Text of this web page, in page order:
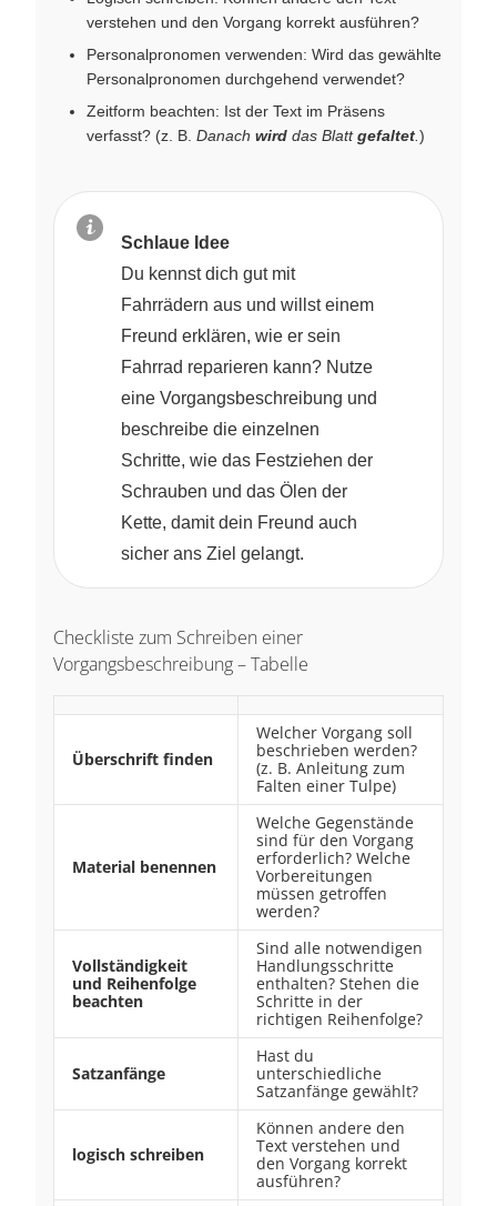
verstehen und den Vorgang korrekt ausführen?
Personalpronomen verwenden: Wird das gewählte
Personalpronomen durchgehend verwendet?
Zeitform beachten: Ist der Text im Präsens
verfasst? (z. B. Danach wird das Blattgefaltet )
Schlaue Idee
Du kennst dich gut mit
Fahrrädern aus und willst einem
Freund erklären, wie er sein
Fahrrad reparieren kann? Nutze
eine Vorgangsbeschreibung und
beschreibe die einzelnen
Schritte, wie das Festziehen der
Schrauben und das Ölen der
Kette, damit dein Freund auch
sicher ans Ziel gelangt.
Checkliste zum Schreiben einer
Vorgangsbeschreibung – Tabelle
Überschrift finden
Welcher Vorgang soll
beschrieben werden?
(z. B. Anleitung zum
Falten einer Tulpe)
Material benennen
Welche Gegenstände
sind für den Vorgang
erforderlich? Welche
Vorbereitungen
müssen getroffen
werden?
Vollständigkeit
und Reihenfolge
beachten
Sind alle notwendigen
Handlungsschritte
enthalten? Stehen die
Schritte in der
richtigen Reihenfolge?
Satzanfänge
Hast du
unterschiedliche
Satzanfänge gewählt?
logisch schreiben
Können andere den
Text verstehen und
den Vorgang korrekt
ausführen?